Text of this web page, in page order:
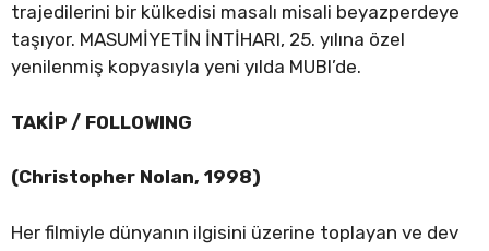
trajedilerini bir külkedisi masalı misali beyazperdeye
taşıyor. MASUMİYETİN İNTİHARI, 25. yılına özel
yenilenmiş kopyasıyla yeni yılda MUBI’de.
TAKİP / FOLLOWING
(Christopher Nolan, 1998)
Her filmiyle dünyanın ilgisini üzerine toplayan ve dev